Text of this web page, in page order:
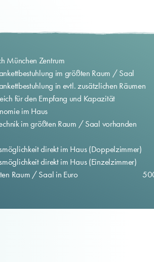
München Zentrum
im größten Raum / Saal
in evtl. zusätzlichen Räumen
für den Empfang und Kapazität
im Haus
im größten Raum / Saal vorhanden
direkt im Haus (Doppelzimmer)
direkt im Haus (Einzelzimmer)
Raum / Saal in Euro